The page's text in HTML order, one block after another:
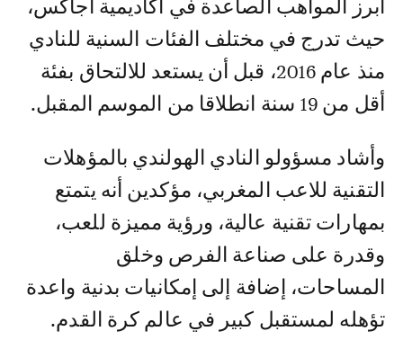
أبرز المواهب الصاعدة في أكاديمية أجاكس،
حيث تدرج في مختلف الفئات السنية للنادي
منذ عام 2016، قبل أن يستعد للالتحاق بفئة
أقل من 19 سنة انطلاقا من الموسم المقبل.
وأشاد مسؤولو النادي الهولندي بالمؤهلات
التقنية للاعب المغربي، مؤكدين أنه يتمتع
بمهارات تقنية عالية، ورؤية مميزة للعب،
وقدرة على صناعة الفرص وخلق
المساحات، إضافة إلى إمكانيات بدنية واعدة
تؤهله لمستقبل كبير في عالم كرة القدم.